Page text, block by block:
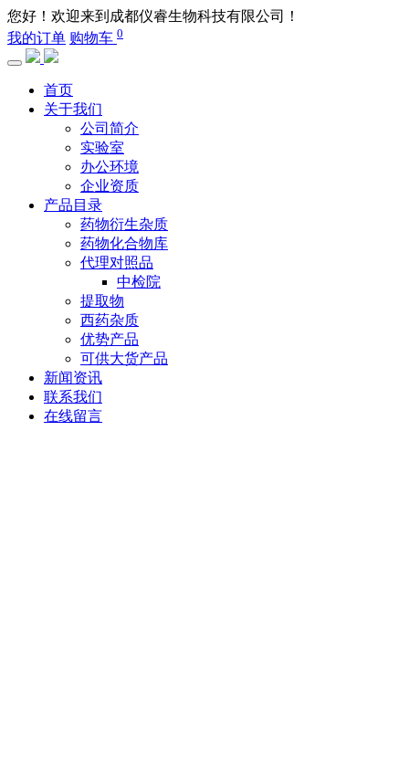
您好！欢迎来到成都仪睿生物科技有限公司！
我的订单 购物车 0
首页
关于我们
公司简介
实验室
办公环境
企业资质
产品目录
药物衍生杂质
药物化合物库
代理对照品
中检院
提取物
西药杂质
优势产品
可供大货产品
新闻资讯
联系我们
在线留言